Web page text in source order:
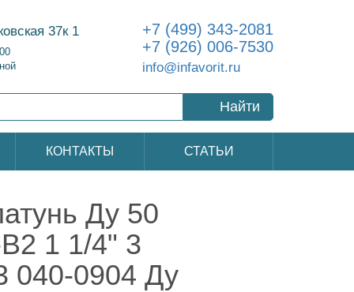
37к 1
+7 (499) 343-2081
+7 (926) 006-7530
info@infavorit.ru
Найти
КОНТАКТЫ СТАТЬИ
Ду 50
1 1/4" 3
040-0904 Ду